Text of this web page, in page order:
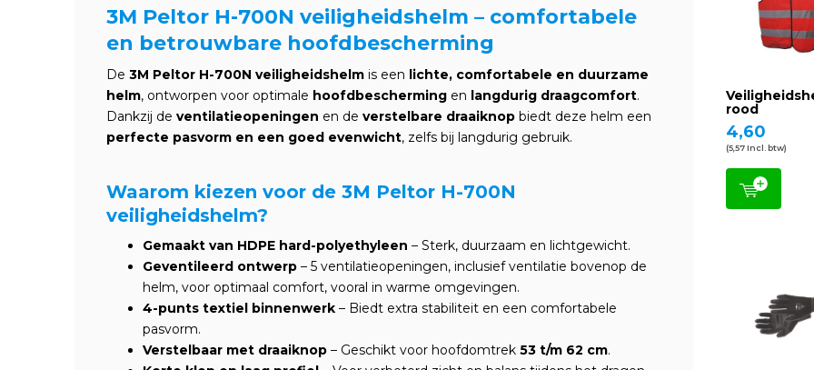
3M Peltor H-700N veiligheidshelm – comfortabele
en betrouwbare hoofdbescherming
De 3M Peltor H-700N veiligheidshelm is een lichte, comfortabele en duurzame
helm, ontworpen voor optimale hoofdbescherming en langdurig draagcomfort.
Dankzij de ventilatieopeningen en de verstelbare draaiknop biedt deze helm een
perfecte pasvorm en een goed evenwicht, zelfs bij langdurig gebruik.
Waarom kiezen voor de 3M Peltor H-700N
veiligheidshelm?
Gemaakt van HDPE hard-polyethyleen – Sterk, duurzaam en lichtgewicht.
Geventileerd ontwerp – 5 ventilatieopeningen, inclusief ventilatie bovenop de
helm, voor optimaal comfort, vooral in warme omgevingen.
4-punts textiel binnenwerk – Biedt extra stabiliteit en een comfortabele
pasvorm.
Verstelbaar met draaiknop – Geschikt voor hoofdomtrek 53 t/m 62 cm.
rood
4,60
(5,57 Incl. btw)